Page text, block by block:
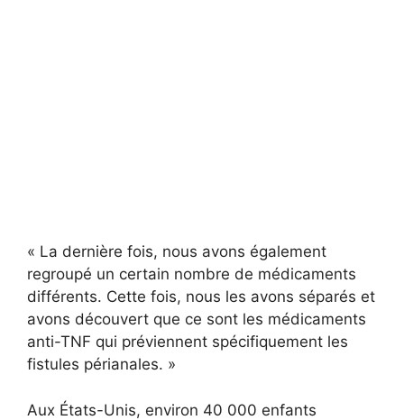
« La dernière fois, nous avons également
regroupé un certain nombre de médicaments
différents. Cette fois, nous les avons séparés et
avons découvert que ce sont les médicaments
anti-TNF qui préviennent spécifiquement les
fistules périanales. »
Aux États-Unis, environ 40 000 enfants